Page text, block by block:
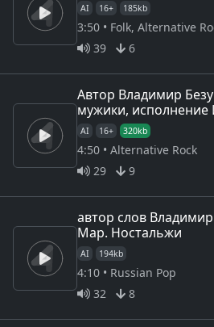
AI 16+ 185kb
3:50 • Folk, Alternative
39
6
Автор Владимир
мужики, исполнение
AI 16+ 320kb
4:50 • Alternative Rock
29
9
автор слов
Мар. Ностальжи
AI 194kb
4:10 • Russian Pop
32
8